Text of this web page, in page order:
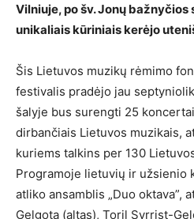
Vilniuje, po šv. Jonų
unikaliais kūriniais kerėjo
Šis Lietuvos muzikų rėmimo
festivalis pradėjo jau
šalyje bus surengti 25
dirbančiais Lietuvos muzikais,
kuriems talkins per 130
Programoje lietuvių ir užsienio
atliko ansamblis „Duo oktava”,
Gelgota (altas), Toril Syrrist-